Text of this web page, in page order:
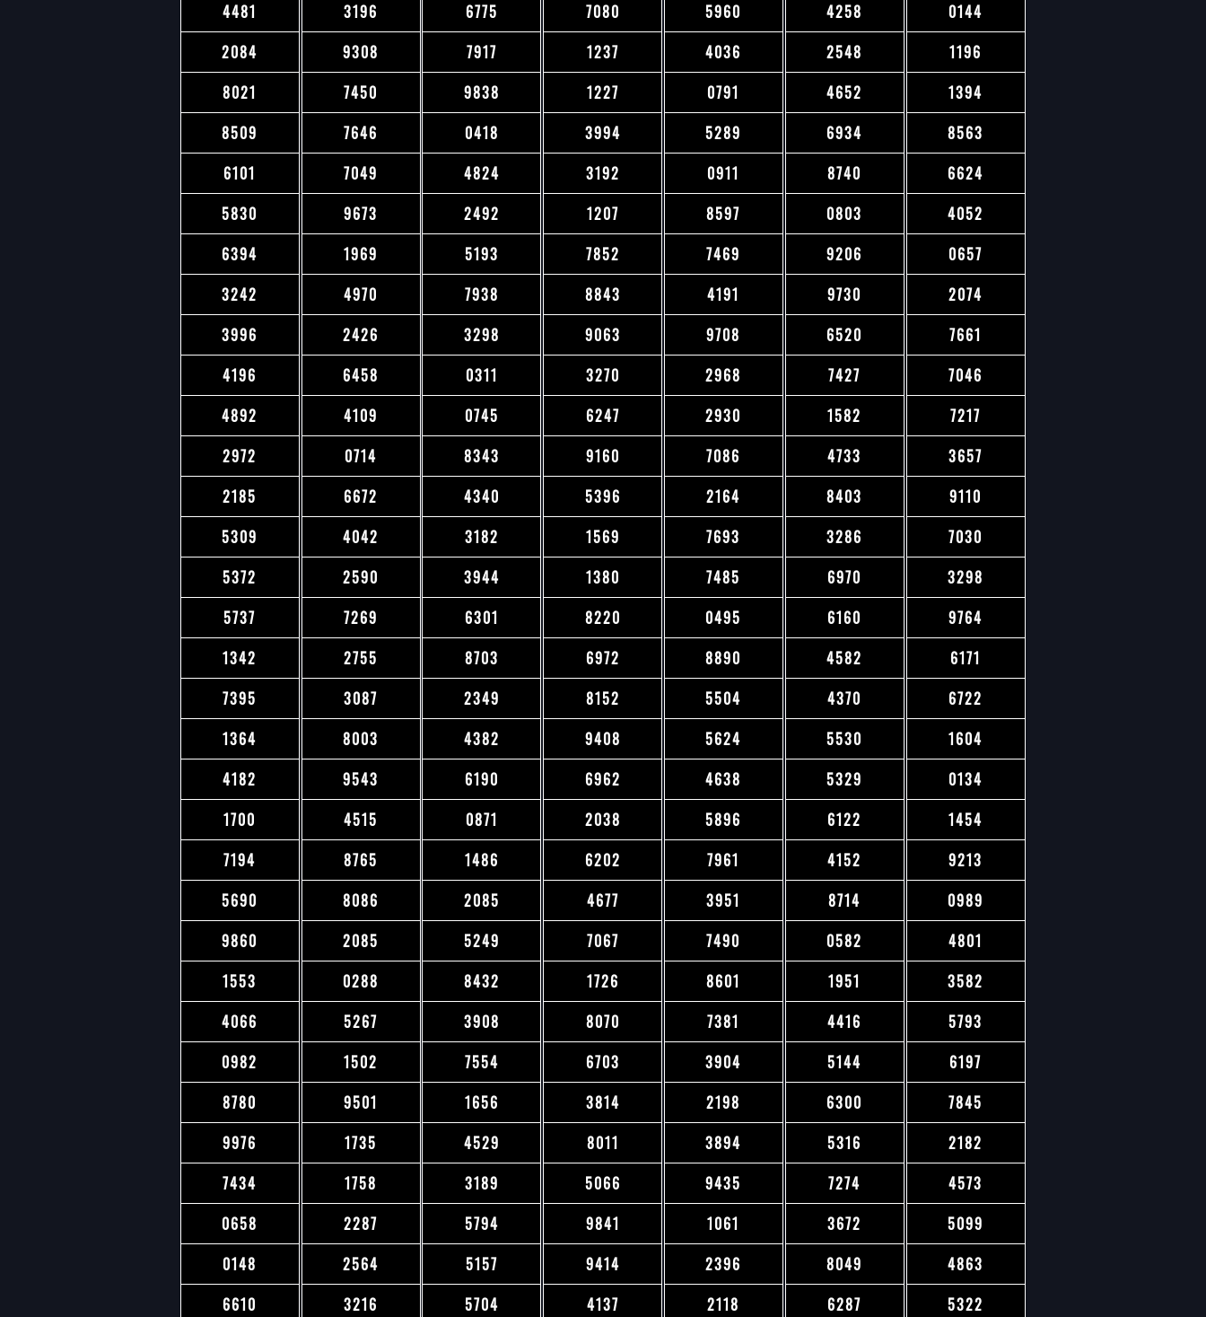
4481
2084
8021
8509
6101
5830
6394
3242
3996
4196
4892
2972
2185
5309
5372
5737
1342
7395
1364
4182
1700
7194
5690
9860
1553
4066
0982
8780
9976
7434
0658
0148
6610
3196
9308
7450
7646
7049
9673
1969
4970
2426
6458
4109
0714
6672
4042
2590
7269
2755
3087
8003
9543
4515
8765
8086
2085
0288
5267
1502
9501
1735
1758
2287
2564
3216
6775
7917
9838
0418
4824
2492
5193
7938
3298
0311
0745
8343
4340
3182
3944
6301
8703
2349
4382
6190
0871
1486
2085
5249
8432
3908
7554
1656
4529
3189
5794
5157
5704
7080
1237
1227
3994
3192
1207
7852
8843
9063
3270
6247
9160
5396
1569
1380
8220
6972
8152
9408
6962
2038
6202
4677
7067
1726
8070
6703
3814
8011
5066
9841
9414
4137
5960
4036
0791
5289
0911
8597
7469
4191
9708
2968
2930
7086
2164
7693
7485
0495
8890
5504
5624
4638
5896
7961
3951
7490
8601
7381
3904
2198
3894
9435
1061
2396
2118
4258
2548
4652
6934
8740
0803
9206
9730
6520
7427
1582
4733
8403
3286
6970
6160
4582
4370
5530
5329
6122
4152
8714
0582
1951
4416
5144
6300
5316
7274
3672
8049
6287
0144
1196
1394
8563
6624
4052
0657
2074
7661
7046
7217
3657
9110
7030
3298
9764
6171
6722
1604
0134
1454
9213
0989
4801
3582
5793
6197
7845
2182
4573
5099
4863
5322